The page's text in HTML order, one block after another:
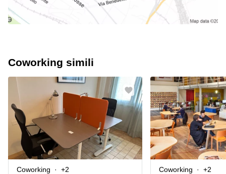
Coworking simili
Coworking +2 Coworking +2